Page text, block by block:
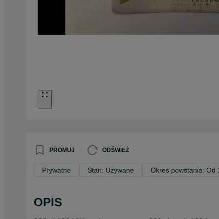
PROMUJ ODŚWIEŻ
Prywatne Stan: Używane Okres powstania: Od
OPIS